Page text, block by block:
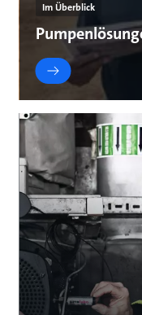
Im Überblick